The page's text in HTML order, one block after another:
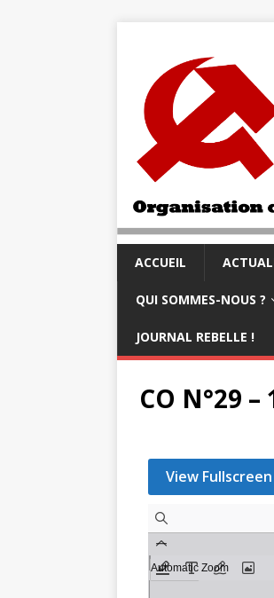
ACCUEIL
QUI SOMMES-NOUS ?
JOURNAL REBELLE !
CO N°29
View Fullscreen